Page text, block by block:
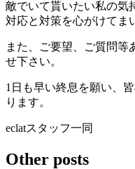
敵でいて貰いたい私の気
対応と対策を心がけてま
また、ご要望、ご質問等
せ下さい。
1日も早い終息を願い、
ります。
eclatスタッフ一同
Other posts